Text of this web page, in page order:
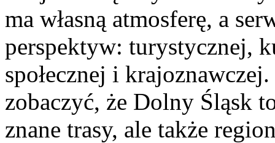
ma własną atmosferę, a
perspektyw: turystycznej,
społecznej i
zobaczyć, że Dolny Śląsk
znane trasy, ale także